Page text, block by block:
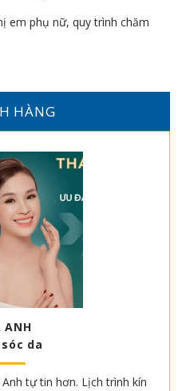
em phụ nữ, quy trình chăm
HÀNG
ANH
da
tự tin hơn. Lịch trình kín